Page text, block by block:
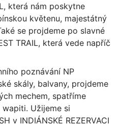
která nám poskytne
květenu, majestátný
se projdeme po slavné
TRAIL, která vede napříč
poznávání NP
skály, balvany, projdeme
mechem, spatříme
Užijeme si
v INDIÁNSKÉ REZERVACI